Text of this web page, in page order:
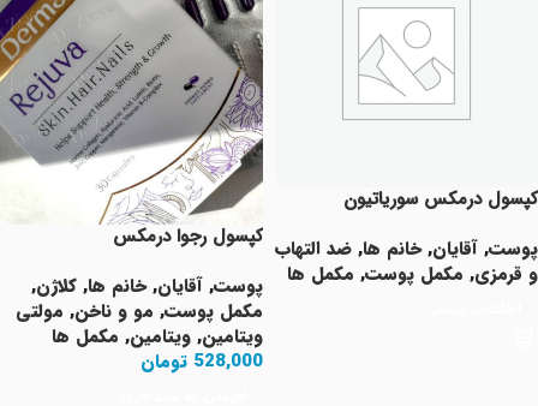
کپسول درمکس سوریاتیون
پوست, آقایان,خانم ها, ضد التهاب
و قرمزی, مکمل پوست, مکمل ها
کپسول رجوا درمکس
پوست, آقایان,خانم ها, کلاژن,
مکمل پوست, مو و ناخن, مولتی
ویتامین, ویتامین, مکمل ها
528,000 تومان